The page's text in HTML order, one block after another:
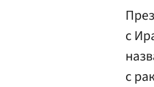
с
с